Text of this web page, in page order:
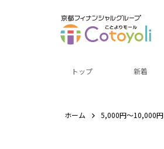
トップ 新着
ホーム 5,000円～10,000円